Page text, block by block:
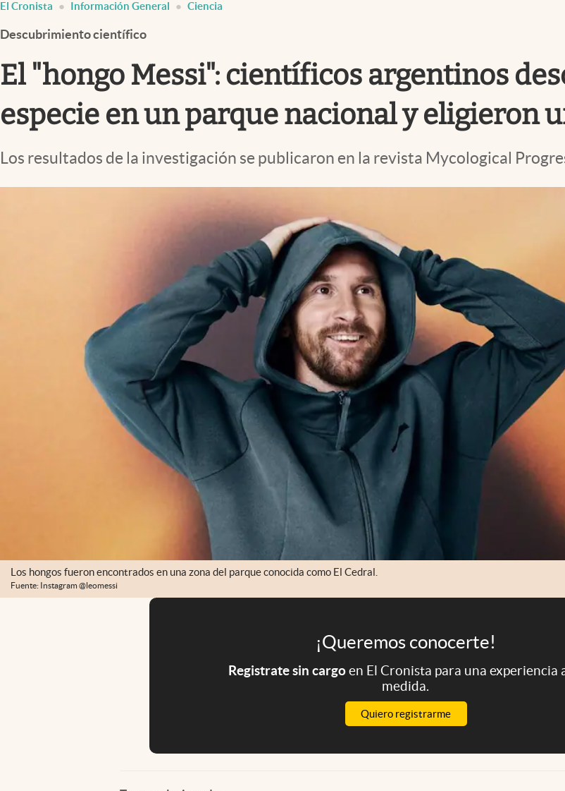
Infotechnology
Clase
Clima
Mundial 2026
Eventos Corporativos
El Cronista Información General Ciencia
Descubrimiento científico
El "hongo Messi": científicos argentinos
especie en un parque nacional y eligieron
Los resultados de la investigación se publicaron en la revista Mycological
Los hongos fueron encontrados en una zona del parque conocida como El Cedral.
Fuente: Instagram @leomessi
¡Queremos conocerte!
Registrate sin cargoen El Cronista para una experiencia
medida.
Quiero registrarme